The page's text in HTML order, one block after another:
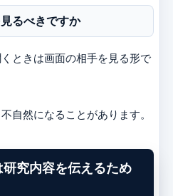
るべきですか
ときは画面の相手を見る形で
自然になることがあります。
究内容を伝えるため